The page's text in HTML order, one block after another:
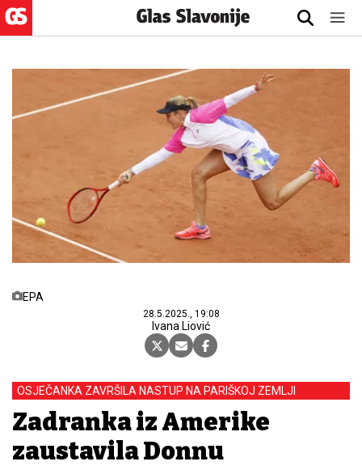
EPA
28.5.2025., 19:08
Ivana Liović
OSJEČANKA ZAVRŠILA NASTUP NA PARIŠKOJ ZEMLJI
Zadranka iz Amerike
zaustavila Donnu